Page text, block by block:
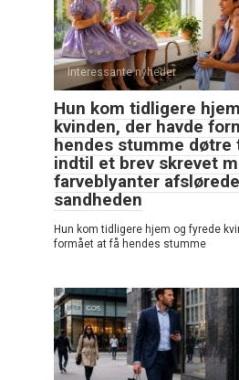
Interessante nyheder
Hun kom tidligere
kvinden, der havde
hendes stumme
indtil et brev skrevet
farveblyanter
sandheden
Hun kom tidligere hjem og fyrede
formået at få hendes stumme